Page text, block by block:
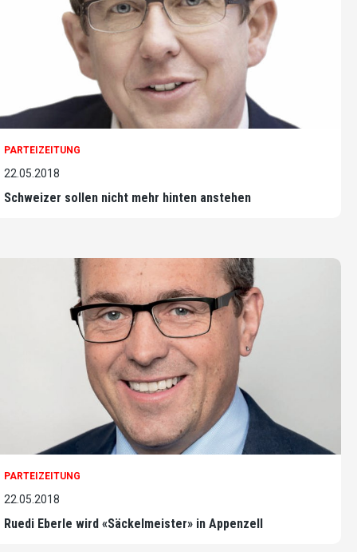
PARTEIZEITUNG
22.05.2018
Schweizer sollen nicht mehr hinten anstehen
PARTEIZEITUNG
22.05.2018
Ruedi Eberle wird «Säckelmeister» in Appenzell